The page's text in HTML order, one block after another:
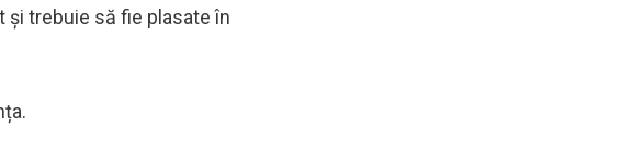
trebuie să fie plasate în